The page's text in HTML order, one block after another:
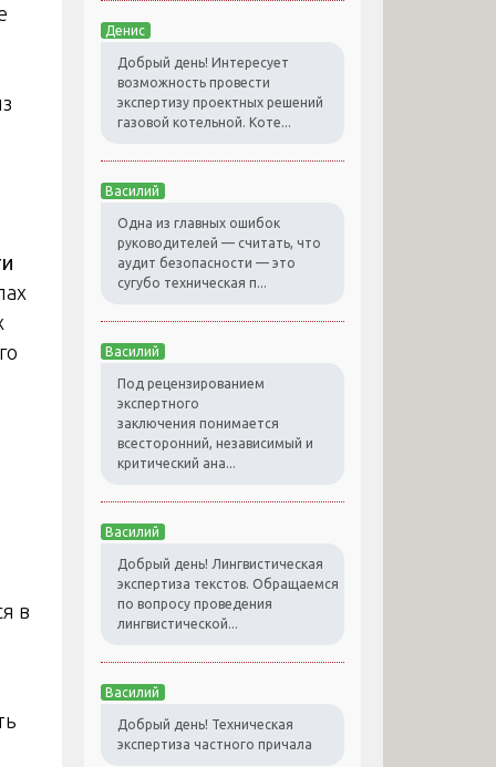
в
Денис
Добрый день! Интересует
возможность провести
экспертизу проектных решений
газовой котельной. Коте...
Василий
Одна из главных ошибок
руководителей — считать, что
аудит безопасности — это
сугубо техническая п...
Василий
Под рецензированием
экспертного
заключения понимается
всесторонний, независимый и
критический ана...
Василий
Добрый день! Лингвистическая
экспертиза текстов. Обращаемся
по вопросу проведения
лингвистической...
Василий
Добрый день! Техническая
экспертиза частного причала